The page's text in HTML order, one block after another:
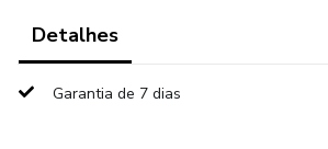
Detalhes
Garantia de 7 dias